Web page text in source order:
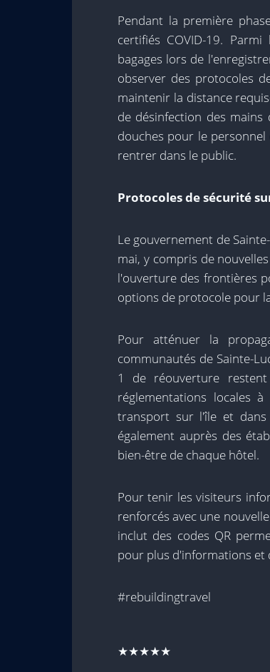
Pendant la première
certifiés COVID-19.
bagages lors de
observer des protocoles
maintenir la distance
de désinfection des
douches pour le
rentrer dans le public.
Protocoles de sécurité
Le gouvernement de
mai, y compris de
l'ouverture des frontières
options de protocole pour
Pour atténuer la
communautés de Sainte-
1 de réouverture
réglementations locales
transport sur l'île et dans
également auprès des
bien-être de chaque hôtel.
Pour tenir les visiteurs
renforcés avec une
inclut des codes QR
pour plus d'informations et
#rebuildingtravel
★★★★★